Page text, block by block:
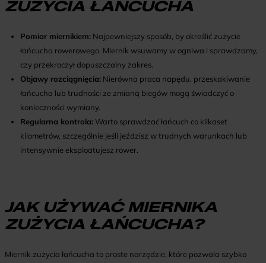
ZUŻYCIA ŁAŃCUCHA
Pomiar miernikiem: Najpewniejszy sposób, by określić zużycie
łańcucha rowerowego. Miernik wsuwamy w ogniwa i sprawdzamy,
czy przekroczył dopuszczalny zakres.
Objawy rozciągnięcia: Nierówna praca napędu, przeskakiwanie
łańcucha lub trudności ze zmianą biegów mogą świadczyć o
konieczności wymiany.
Regularna kontrola: Warto sprawdzać łańcuch co kilkaset
kilometrów, szczególnie jeśli jeździsz w trudnych warunkach lub
intensywnie eksploatujesz rower.
JAK UŻYWAĆ MIERNIKA
ZUŻYCIA ŁAŃCUCHA?
Miernik zużycia łańcucha to proste narzędzie, które pozwala szybko